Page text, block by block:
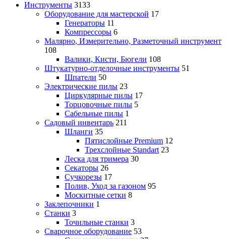
Инструменты 3133
Оборудование для мастерской 17
Генераторы 11
Компрессоры 6
Малярно, Измерительно, Разметочный инструмент
108
Валики, Кисти, Бюгели 108
Штукатурно-отделочные инструменты 51
Шпатели 50
Электрические пилы 23
Циркулярные пилы 17
Торцовочные пилы 5
Сабельные пилы 1
Садовый инвентарь 211
Шланги 35
Пятислойные Premium 12
Трехслойные Standart 23
Леска для тримера 30
Секаторы 26
Сучкорезы 17
Полив, Уход за газоном 95
Москитные сетки 8
Заклепочники 1
Станки 3
Точильные станки 3
Сварочное оборудование 53